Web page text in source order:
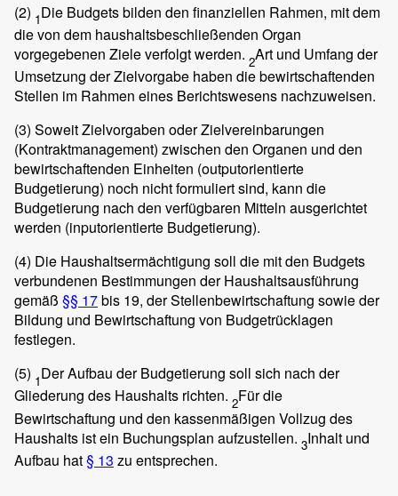
(2) 1Die Budgets bilden den finanziellen Rahmen, mit dem
die von dem haushaltsbeschließenden Organ
vorgegebenen Ziele verfolgt werden. 2Art und Umfang der
Umsetzung der Zielvorgabe haben die bewirtschaftenden
Stellen im Rahmen eines Berichtswesens nachzuweisen.
(3) Soweit Zielvorgaben oder Zielvereinbarungen
(Kontraktmanagement) zwischen den Organen und den
bewirtschaftenden Einheiten (outputorientierte
Budgetierung) noch nicht formuliert sind, kann die
Budgetierung nach den verfügbaren Mitteln ausgerichtet
werden (inputorientierte Budgetierung).
(4) Die Haushaltsermächtigung soll die mit den Budgets
verbundenen Bestimmungen der Haushaltsausführung
gemäß §§ 17bis 19, der Stellenbewirtschaftung sowie der
Bildung und Bewirtschaftung von Budgetrücklagen
festlegen.
(5) 1Der Aufbau der Budgetierung soll sich nach der
Gliederung des Haushalts richten. 2Für die
Bewirtschaftung und den kassenmäßigen Vollzug des
Haushalts ist ein Buchungsplan aufzustellen. 3Inhalt und
Aufbau hat§ 13 zu entsprechen.